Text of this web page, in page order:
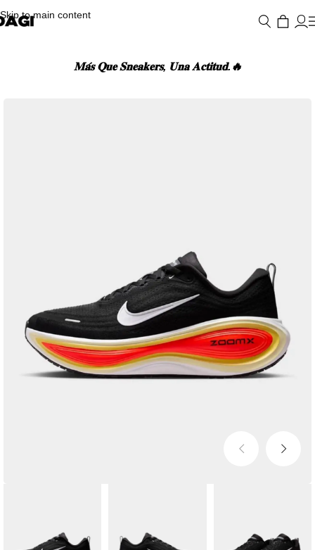
Skip to main content
𝐌𝐚́𝐬 𝐐𝐮𝐞 𝐒𝐧𝐞𝐚𝐤𝐞𝐫𝐬, 𝐔𝐧𝐚 𝐀𝐜𝐭𝐢𝐭𝐮𝐝.🔥